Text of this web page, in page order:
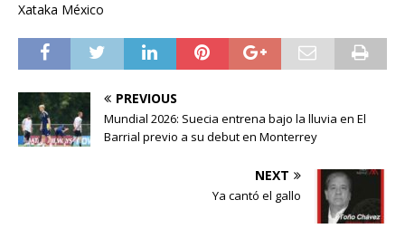
Xataka México
PREVIOUS
Mundial 2026: Suecia entrena bajo la lluvia en El
Barrial previo a su debut en Monterrey
NEXT
Ya cantó el gallo